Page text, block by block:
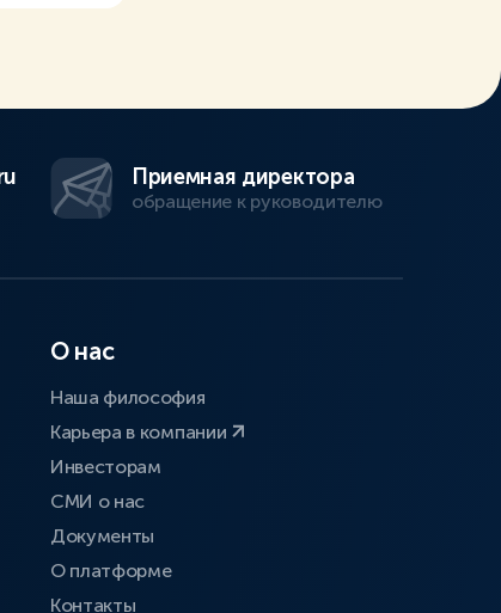
Приемная директора
обращение к руководителю
О нас
Наша философия
Карьера в компании
Инвесторам
СМИ о нас
Документы
О платформе
Контакты